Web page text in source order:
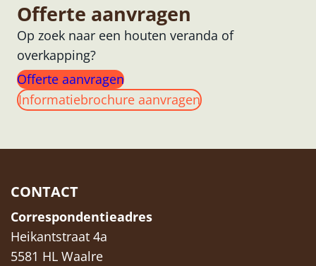
Offerte aanvragen
Op zoek naar een houten veranda of
overkapping?
Offerte aanvragen
Informatiebrochure aanvragen
CONTACT
Correspondentieadres
Heikantstraat 4a
5581 HL Waalre